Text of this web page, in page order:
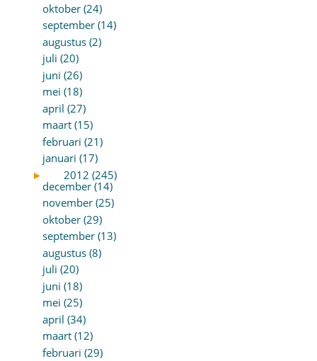
oktober (24)
september (14)
augustus (2)
juli (20)
juni (26)
mei (18)
april (27)
maart (15)
februari (21)
januari (17)
►
2012 (245)
december (14)
november (25)
oktober (29)
september (13)
augustus (8)
juli (20)
juni (18)
mei (25)
april (34)
maart (12)
februari (29)